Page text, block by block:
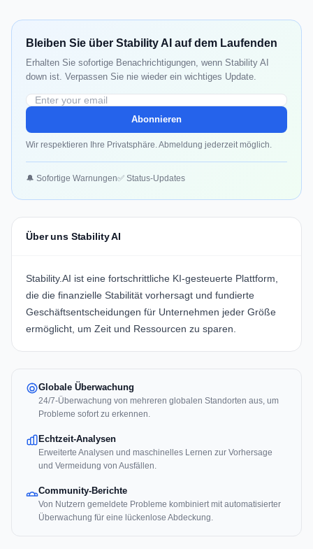
Bleiben Sie über Stability AI auf dem Laufenden
Erhalten Sie sofortige Benachrichtigungen, wenn Stability AI
down ist. Verpassen Sie nie wieder ein wichtiges Update.
Abonnieren
Wir respektieren Ihre Privatsphäre. Abmeldung jederzeit möglich.
🔔 Sofortige Warnungen✅ Status-Updates
Über uns Stability AI
Stability.AI ist eine fortschrittliche KI-gesteuerte Plattform,
die die finanzielle Stabilität vorhersagt und fundierte
Geschäftsentscheidungen für Unternehmen jeder Größe
ermöglicht, um Zeit und Ressourcen zu sparen.
Globale Überwachung
24/7-Überwachung von mehreren globalen Standorten aus, um
Probleme sofort zu erkennen.
Echtzeit-Analysen
Erweiterte Analysen und maschinelles Lernen zur Vorhersage
und Vermeidung von Ausfällen.
Community-Berichte
Von Nutzern gemeldete Probleme kombiniert mit automatisierter
Überwachung für eine lückenlose Abdeckung.